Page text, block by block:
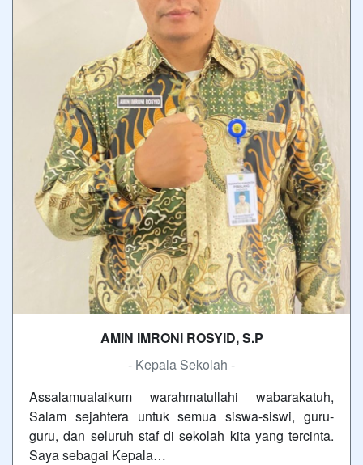
AMIN IMRONI ROSYID, S.P
- Kepala Sekolah -
Assalamualaikum warahmatullahi wabarakatuh,
Salam sejahtera untuk semua siswa-siswi, guru-
guru, dan seluruh staf di sekolah kita yang tercinta.
Saya sebagai Kepala…